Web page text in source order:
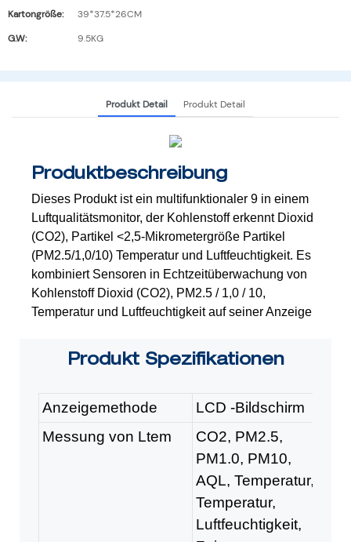
Kartongröße:
39*37.5*26CM
G.W:
9.5KG
Produkt Detail Produkt Detail
Produktbeschreibung
Dieses Produkt ist ein multifunktionaler 9 in einem
Luftqualitätsmonitor, der Kohlenstoff erkennt Dioxid
(CO2), Partikel <2,5-Mikrometergröße Partikel
(PM2.5/1,0/10) Temperatur und Luftfeuchtigkeit. Es
kombiniert Sensoren in Echtzeitüberwachung von
Kohlenstoff Dioxid (CO2), PM2.5 / 1,0 / 10,
Temperatur und Luftfeuchtigkeit auf seiner Anzeige
Produkt Spezifikationen
Anzeigemethode
LCD -Bildschirm
Messung von Ltem
CO2, PM2.5,
PM1.0, PM10,
AQL, Temperatur,
Temperatur,
Luftfeuchtigkeit,